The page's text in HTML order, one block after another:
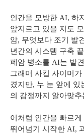
인간을 모방한 AI, 하
앞지르고 있을 지도
암, 무엇보다 조기 발
년간의 시스템 구축
폐암 병소를 AI는 발
그래머 사킵 사이머
겼지만, 누 눈 앞에 있
의 감정까지 알아맞
이처럼 인간을 빠르
뛰어넘기 시작한 AI,